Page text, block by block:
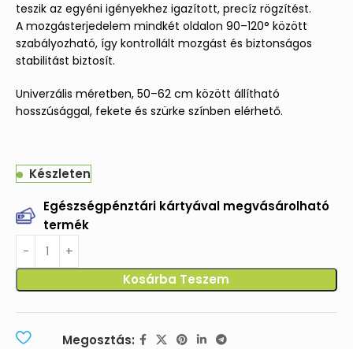
teszik az egyéni igényekhez igazított, precíz rögzítést.
A mozgásterjedelem mindkét oldalon 90–120° között
szabályozható, így kontrollált mozgást és biztonságos
stabilitást biztosít.
Univerzális méretben, 50–62 cm között állítható
hosszúsággal, fekete és szürke színben elérhető.
Készleten
Egészségpénztári kártyával megvásárolható
termék
Kosárba Teszem
Megosztás: